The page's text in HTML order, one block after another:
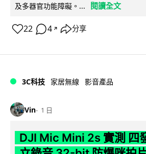
及多器官功能障礙。...
閱讀全文
22 4 ↗ 分享
3C科技 家居無線 影音產品
Vin 1 日
DJI Mic Mini 2s 實測 四